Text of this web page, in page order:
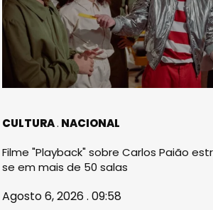
CULTURA NACIONAL
Filme "Playback" sobre Carlos Paião
se em mais de 50 salas
Agosto 6, 2026 . 09:58